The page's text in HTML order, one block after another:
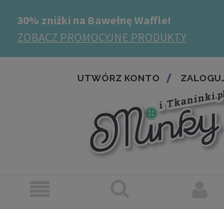
UTWÓRZ KONTO